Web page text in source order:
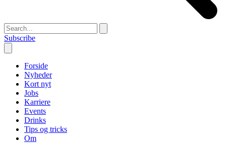
Subscribe
Forside
Nyheder
Kort nyt
Jobs
Karriere
Events
Drinks
Tips og tricks
Om